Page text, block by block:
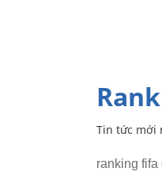
Tin tức
ranking fifa